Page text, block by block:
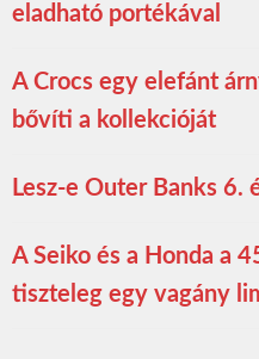
eladható portékával
A Crocs egy elefánt
bővíti a kollekcióját
Lesz-e Outer Banks 6.
A Seiko és a Honda a
tiszteleg egy vagány